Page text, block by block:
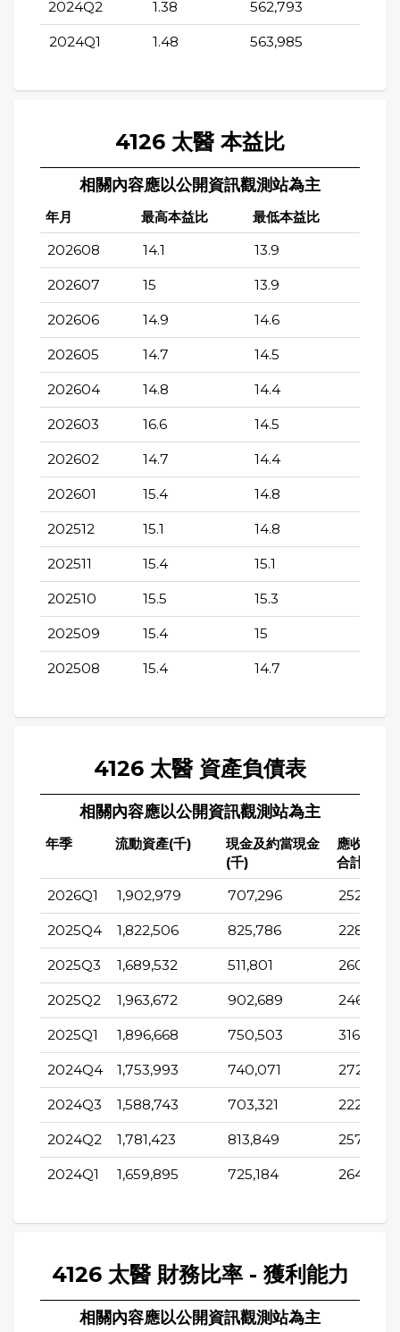
2024Q2 1.38 562,793
2024Q1 1.48 563,985
4126 太醫 本益比
相關內容應以公開資訊觀測站為主
年月 最高本益比 最低本益比
202608 14.1 13.9
202607 15 13.9
202606 14.9 14.6
202605 14.7 14.5
202604 14.8 14.4
202603 16.6 14.5
202602 14.7 14.4
202601 15.4 14.8
202512 15.1 14.8
202511 15.4 15.1
202510 15.5 15.3
202509 15.4 15
202508 15.4 14.7
4126 太醫 資產負債表
相關內容應以公開資訊觀測站為主
年季 流動資產(千)
現金及約當現金
(千)
應收帳款
合計(千)
2026Q1 1,902,979 707,296 252,302
2025Q4 1,822,506 825,786 228,313
2025Q3 1,689,532 511,801 260,673
2025Q2 1,963,672 902,689 246,801
2025Q1 1,896,668 750,503 316,046
2024Q4 1,753,993 740,071 272,318
2024Q3 1,588,743 703,321 222,657
2024Q2 1,781,423 813,849 257,840
2024Q1 1,659,895 725,184 264,076
4126 太醫 財務比率 - 獲利能力
相關內容應以公開資訊觀測站為主